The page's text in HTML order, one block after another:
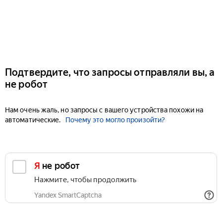
Подтвердите, что запросы отправляли вы, а
не робот
Нам очень жаль, но запросы с вашего устройства похожи на
автоматические.
Почему это могло произойти?
Я не робот
Нажмите, чтобы продолжить
Yandex SmartCaptcha